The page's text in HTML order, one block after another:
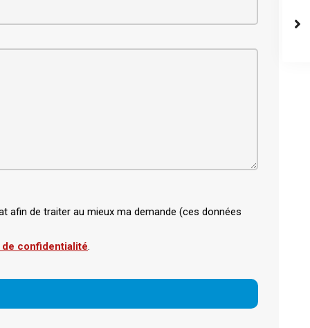
afin de traiter au mieux ma demande (ces données
confidentialité.